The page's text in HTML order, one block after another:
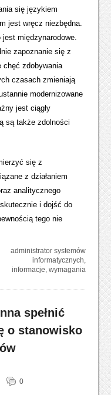
się językiem
jest wręcz niezbędna.
międzynarodowe.
zapoznanie się z
chęć zdobywania
czasach zmieniają
modernizowane
jest ciągły
są także zdolności
się z
z działaniem
analitycznego
i dojść do
tego nie
administrator systemów
informatycznych,
informacje,wymagania
spełnić
o stanowisko
0